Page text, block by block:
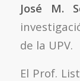
José M.
de la UPV.
El Prof.